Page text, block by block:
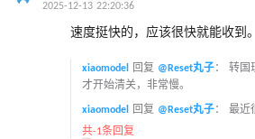
2025-12-13 22:20:36
速度挺快的，应该很快就能收到。
xiaomodel 回复 @Reset丸子： 转国
才开始清关，非常慢。
xiaomodel 回复 @Reset丸子： 最近
共-1条回复